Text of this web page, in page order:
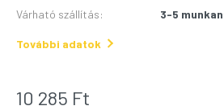
Várható szállítás: 3-5
További adatok
10 285 Ft